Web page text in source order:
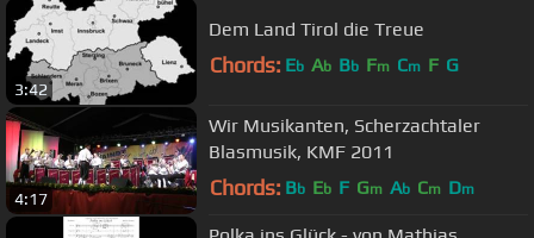
3:42
Dem Land Tirol die Treue
Chords: Eb Ab Bb Fm Cm F G
4:17
Wir Musikanten, Scherzachtaler
Blasmusik, KMF 2011
Chords: Bb Eb F Gm Ab Cm Dm